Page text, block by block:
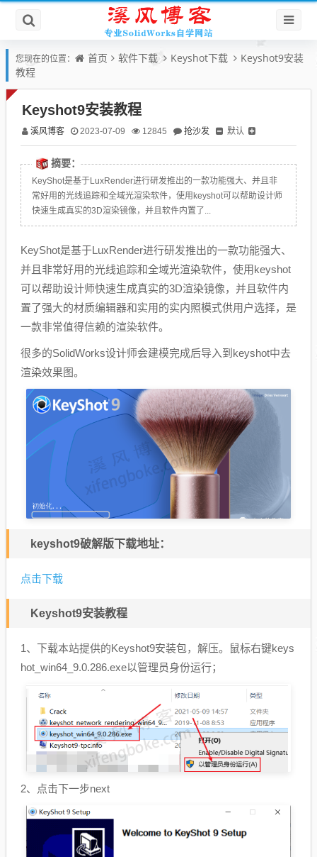
您现在的位置： 首页 软件下载 Keyshot下载
Keyshot9安装
教程
Keyshot9安装教程
溪风博客 2023-07-09 12845 抢沙发 默认
摘要：
KeyShot是基于LuxRender进行研发推出的一款功能强大、并且非
常好用的光线追踪和全域光渲染软件，使用keyshot可以帮助设计师
快速生成真实的3D渲染镜像，并且软件内置了...
KeyShot是基于LuxRender进行研发推出的一款功能强大、
并且非常好用的光线追踪和全域光渲染软件，使用keyshot
可以帮助设计师快速生成真实的3D渲染镜像，并且软件内
置了强大的材质编辑器和实用的实内照模式供用户选择，是
一款非常值得信赖的渲染软件。
很多的SolidWorks设计师会建模完成后导入到keyshot中去
渲染效果图。
keyshot9破解版下载地址：
点击下载
Keyshot9安装教程
1、下载本站提供的Keyshot9安装包，解压。鼠标右键keys
hot_win64_9.0.286.exe以管理员身份运行；
2、点击下一步next